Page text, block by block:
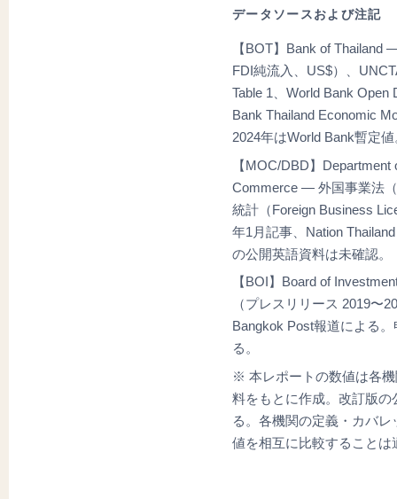
データソースおよび注記
【BOT】Bank of Thailand
FDI純流入、US$）、
Table 1、World Bank Open
Bank Thailand Economic
2024年はWorld Bank暫定値
【MOC/DBD】
Commerce — 外国事業法
統計（Foreign Business
年1月記事、Nation
の公開英語資料は未確認。
【BOI】Board of
（プレスリリース 2019〜
Bangkok Post報道による
る。
※ 本レポートの数値は各
料をもとに作成。改訂版
る。各機関の定義・カバ
値を相互に比較することは